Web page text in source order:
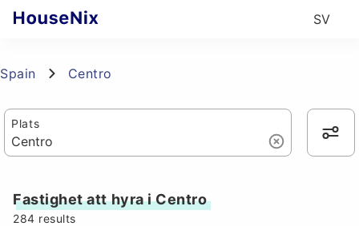
SV
Spain Centro
Plats
Fastighet att hyra i Centro
284 results